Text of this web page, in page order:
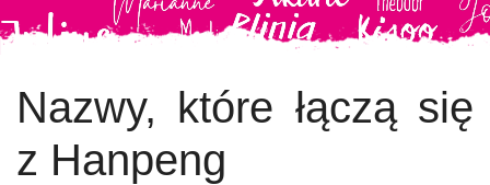
Nazwy, które łączą się
z Hanpeng